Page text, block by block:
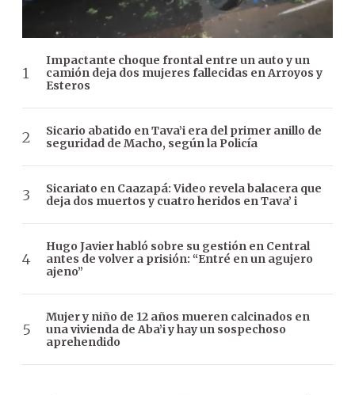
Impactante choque frontal entre un auto y un
camión deja dos mujeres fallecidas en Arroyos y
Esteros
Sicario abatido en Tava’i era del primer anillo de
seguridad de Macho, según la Policía
Sicariato en Caazapá: Video revela balacera que
deja dos muertos y cuatro heridos en Tava’ i
Hugo Javier habló sobre su gestión en Central
antes de volver a prisión: “Entré en un agujero
ajeno”
Mujer y niño de 12 años mueren calcinados en
una vivienda de Aba’i y hay un sospechoso
aprehendido